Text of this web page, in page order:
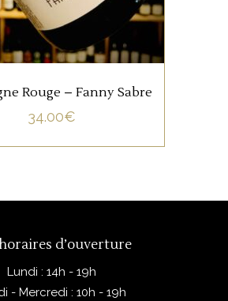
AU PANIER
Rouge – Fanny Sabre
34.00€
d’ouverture
Lundi : 14h - 19h
- Mercredi : 10h - 19h